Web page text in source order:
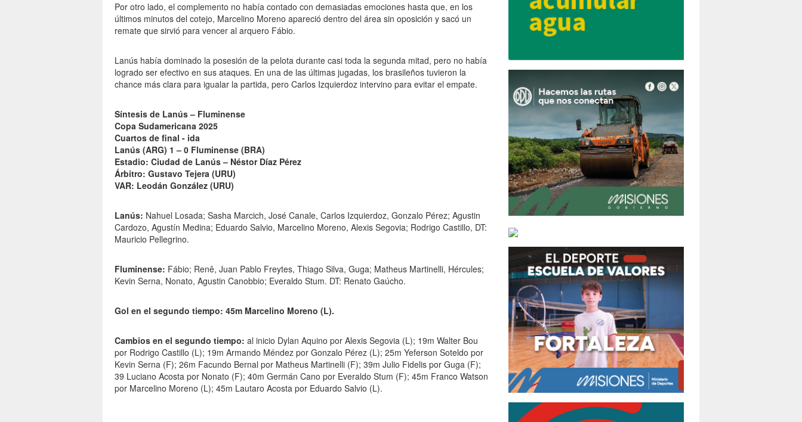
Por otro lado, el complemento no había contado con demasiadas emociones hasta que, en los
últimos minutos del cotejo, Marcelino Moreno apareció dentro del área sin oposición y sacó un
remate que sirvió para vencer al arquero Fábio.
Lanús había dominado la posesión de la pelota durante casi toda la segunda mitad, pero no había
logrado ser efectivo en sus ataques. En una de las últimas jugadas, los brasileños tuvieron la
chance más clara para igualar la partida, pero Carlos Izquierdoz intervino para evitar el empate.
Síntesis de Lanús – Fluminense
Copa Sudamericana 2025
Cuartos de final - ida
Lanús (ARG) 1 – 0 Fluminense (BRA)
Estadio: Ciudad de Lanús – Néstor Díaz Pérez
Árbitro: Gustavo Tejera (URU)
VAR: Leodán González (URU)
Lanús: Nahuel Losada; Sasha Marcich, José Canale, Carlos Izquierdoz, Gonzalo Pérez; Agustin
Cardozo, Agustín Medina; Eduardo Salvio, Marcelino Moreno, Alexis Segovia; Rodrigo Castillo, DT:
Mauricio Pellegrino.
Fluminense: Fábio; Renê, Juan Pablo Freytes, Thiago Silva, Guga; Matheus Martinelli, Hércules;
Kevin Serna, Nonato, Agustin Canobbio; Everaldo Stum. DT: Renato Gaúcho.
Gol en el segundo tiempo: 45m Marcelino Moreno (L).
Cambios en el segundo tiempo: al inicio Dylan Aquino por Alexis Segovia (L); 19m Walter Bou
por Rodrigo Castillo (L); 19m Armando Méndez por Gonzalo Pérez (L); 25m Yeferson Soteldo por
Kevin Serna (F); 26m Facundo Bernal por Matheus Martinelli (F); 39m Julio Fidelis por Guga (F);
39 Luciano Acosta por Nonato (F); 40m Germán Cano por Everaldo Stum (F); 45m Franco Watson
por Marcelino Moreno (L); 45m Lautaro Acosta por Eduardo Salvio (L).